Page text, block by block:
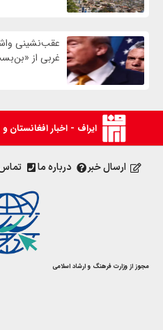
عقب‌نشینی
غربی از
ایراف - اخبار افغانستان و
ارسال خبر درباره ما تماس
مجوز از وزارت فرهنگ و ارشاد اسلامی